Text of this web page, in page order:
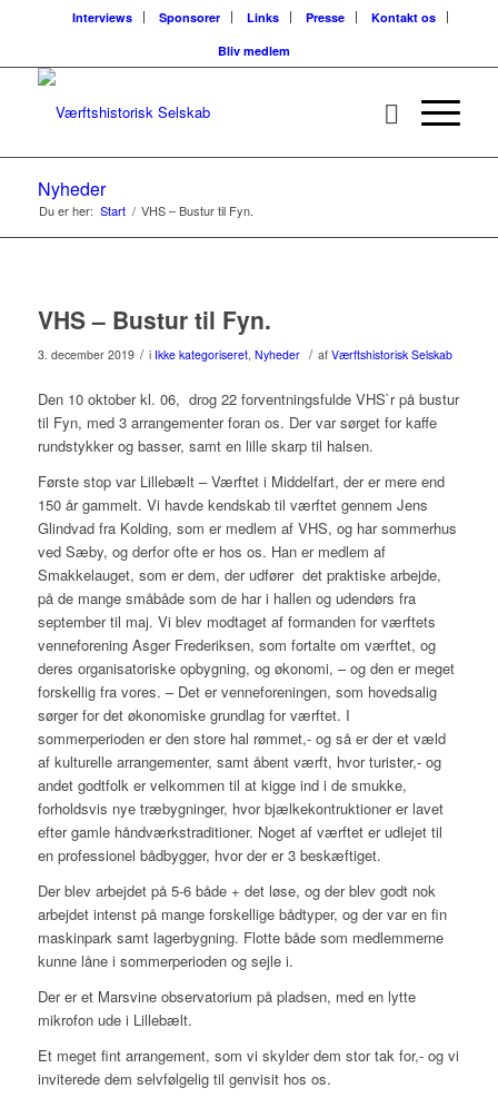
Interviews Sponsorer Links Presse
Kontakt os
Bliv medlem
Nyheder
Du er her: Start / VHS – Bustur til Fyn.
VHS – Bustur til Fyn.
3. december 2019 / i Ikke kategoriseret, Nyheder / af Værftshistorisk Selskab
Den 10 oktober kl. 06, drog 22 forventningsfulde VHS`r på bustur
til Fyn, med 3 arrangementer foran os. Der var sørget for kaffe
rundstykker og basser, samt en lille skarp til halsen.
Første stop var Lillebælt – Værftet i Middelfart, der er mere end
150 år gammelt. Vi havde kendskab til værftet gennem Jens
Glindvad fra Kolding, som er medlem af VHS, og har sommerhus
ved Sæby, og derfor ofte er hos os. Han er medlem af
Smakkelauget, som er dem, der udfører det praktiske arbejde,
på de mange småbåde som de har i hallen og udendørs fra
september til maj. Vi blev modtaget af formanden for værftets
venneforening Asger Frederiksen, som fortalte om værftet, og
deres organisatoriske opbygning, og økonomi, – og den er meget
forskellig fra vores. – Det er venneforeningen, som hovedsalig
sørger for det økonomiske grundlag for værftet. I
sommerperioden er den store hal rømmet,- og så er der et væld
af kulturelle arrangementer, samt åbent værft, hvor turister,- og
andet godtfolk er velkommen til at kigge ind i de smukke,
forholdsvis nye træbygninger, hvor bjælkekontruktioner er lavet
efter gamle håndværkstraditioner. Noget af værftet er udlejet til
en professionel bådbygger, hvor der er 3 beskæftiget.
Der blev arbejdet på 5-6 både + det løse, og der blev godt nok
arbejdet intenst på mange forskellige bådtyper, og der var en fin
maskinpark samt lagerbygning. Flotte både som medlemmerne
kunne låne i sommerperioden og sejle i.
Der er et Marsvine observatorium på pladsen, med en lytte
mikrofon ude i Lillebælt.
Et meget fint arrangement, som vi skylder dem stor tak for,- og vi
inviterede dem selvfølgelig til genvisit hos os.